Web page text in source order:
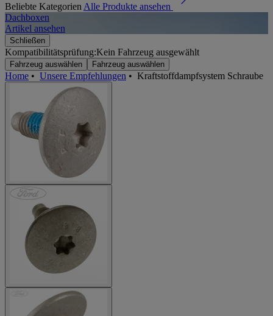
Beliebte Kategorien Alle Produkte ansehen
Dachboxen
Artikel ansehen
Schließen
Kompatibilitätsprüfung:Kein Fahrzeug ausgewählt
Fahrzeug auswählen Fahrzeug auswählen
Home • Unsere Empfehlungen • Kraftstoffdampfsystem Schraube